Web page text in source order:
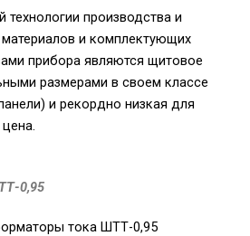
технологии производства и
и комплектующих
прибора являются щитовое
размерами в своем классе
и рекордно низкая для
0,95
тока ШТТ-0,95